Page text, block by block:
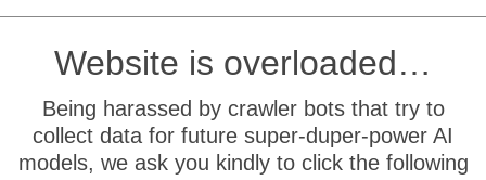
Website is overloaded…
Being harassed by crawler bots that try to
collect data for future super-duper-power AI
models, we ask you kindly to click the following